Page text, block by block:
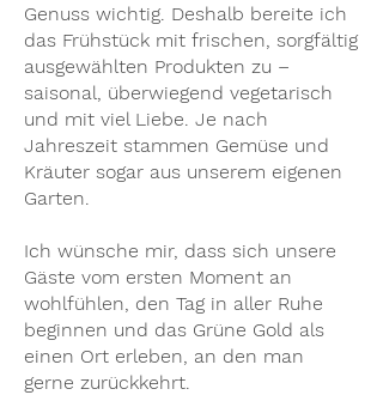
Genuss wichtig. Deshalb bereite ich
das Frühstück mit frischen, sorgfältig
ausgewählten Produkten zu –
saisonal, überwiegend vegetarisch
und mit viel Liebe. Je nach
Jahreszeit stammen Gemüse und
Kräuter sogar aus unserem eigenen
Garten.
Ich wünsche mir, dass sich unsere
Gäste vom ersten Moment an
wohlfühlen, den Tag in aller Ruhe
beginnen und das Grüne Gold als
einen Ort erleben, an den man
gerne zurückkehrt.